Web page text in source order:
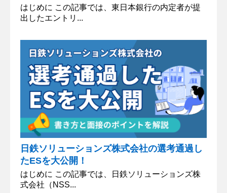
はじめに この記事では、東日本銀行の内定者が提
出したエントリ...
日鉄ソリューションズ株式会社の選考通過し
たESを大公開！
はじめに この記事では、日鉄ソリューションズ株
式会社（NSS...